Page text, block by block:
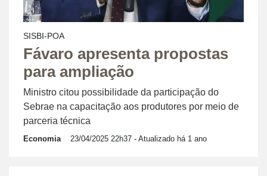
SISBI-POA
Fávaro apresenta propostas
para ampliação
Ministro citou possibilidade da participação do
Sebrae na capacitação aos produtores por meio de
parceria técnica
Economia 23/04/2025 22h37 - Atualizado há 1 ano